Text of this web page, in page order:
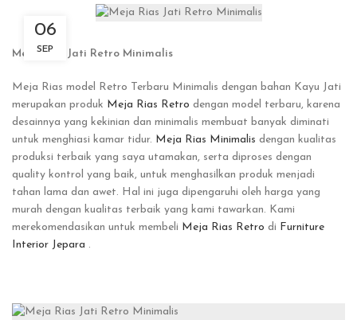
06
SEP
Meja Rias Jati Retro Minimalis
Meja Rias model Retro Terbaru Minimalis dengan bahan Kayu Jati
merupakan produk Meja Rias Retro dengan model terbaru, karena
desainnya yang kekinian dan minimalis membuat banyak diminati
untuk menghiasi kamar tidur. Meja Rias Minimalis dengan kualitas
produksi terbaik yang saya utamakan, serta diproses dengan
quality kontrol yang baik, untuk menghasilkan produk menjadi
tahan lama dan awet. Hal ini juga dipengaruhi oleh harga yang
murah dengan kualitas terbaik yang kami tawarkan. Kami
merekomendasikan untuk membeli Meja Rias Retro di Furniture
Interior Jepara .